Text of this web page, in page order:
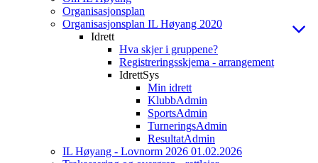
Organisasjonsplan
Organisasjonsplan IL Høyang 2020
Idrett
Hva skjer i gruppene?
Registreringsskjema - arrangement
IdrettSys
Min idrett
KlubbAdmin
SportsAdmin
TurneringsAdmin
ResultatAdmin
IL Høyang - Lovnorm 2026 01.02.2026